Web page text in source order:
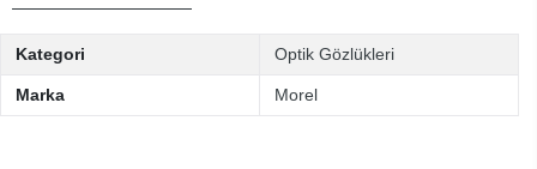
Kategori Optik Gözlükleri
Marka Morel